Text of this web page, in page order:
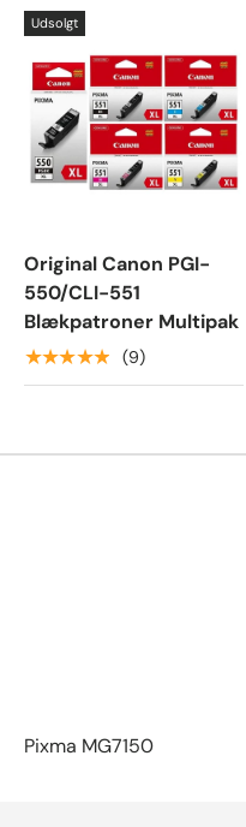
Udsolgt
Original Canon PGI-
550/CLI-551
Blækpatroner Multipak
★★★★★ (9)
Pixma MG7150